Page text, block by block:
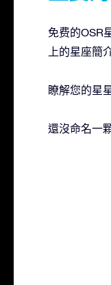
免费的OSR
上的星座簡
瞭解您的星
還沒命名一